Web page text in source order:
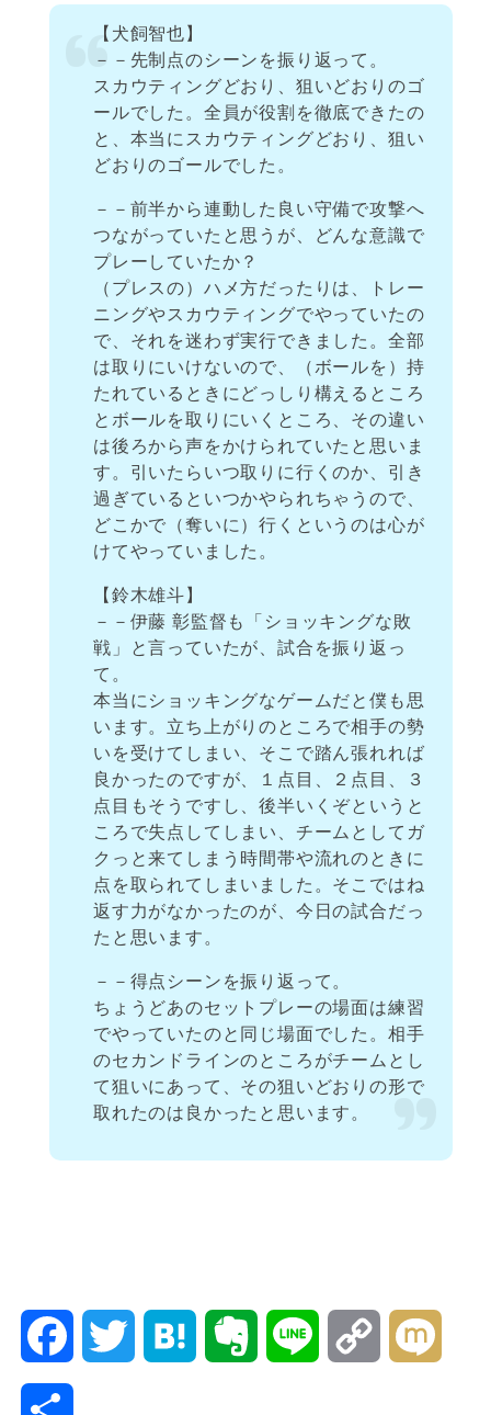
【犬飼智也】
－－先制点のシーンを振り返って。
スカウティングどおり、狙いどおりのゴ
ールでした。全員が役割を徹底できたの
と、本当にスカウティングどおり、狙い
どおりのゴールでした。
－－前半から連動した良い守備で攻撃へ
つながっていたと思うが、どんな意識で
プレーしていたか？
（プレスの）ハメ方だったりは、トレー
ニングやスカウティングでやっていたの
で、それを迷わず実行できました。全部
は取りにいけないので、（ボールを）持
たれているときにどっしり構えるところ
とボールを取りにいくところ、その違い
は後ろから声をかけられていたと思いま
す。引いたらいつ取りに行くのか、引き
過ぎているといつかやられちゃうので、
どこかで（奪いに）行くというのは心が
けてやっていました。
【鈴木雄斗】
－－伊藤 彰監督も「ショッキングな敗
戦」と言っていたが、試合を振り返っ
て。
本当にショッキングなゲームだと僕も思
います。立ち上がりのところで相手の勢
いを受けてしまい、そこで踏ん張れれば
良かったのですが、１点目、２点目、３
点目もそうですし、後半いくぞというと
ころで失点してしまい、チームとしてガ
クっと来てしまう時間帯や流れのときに
点を取られてしまいました。そこではね
返す力がなかったのが、今日の試合だっ
たと思います。
－－得点シーンを振り返って。
ちょうどあのセットプレーの場面は練習
でやっていたのと同じ場面でした。相手
のセカンドラインのところがチームとし
て狙いにあって、その狙いどおりの形で
取れたのは良かったと思います。